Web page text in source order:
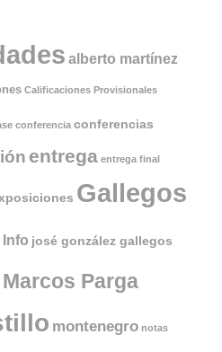
alberto martínez
Calificaciones Provisionales
conferencia conferencias
entrega entrega final
Gallegos
Info josé gonzález gallegos
Marcos Parga
montenegro notas